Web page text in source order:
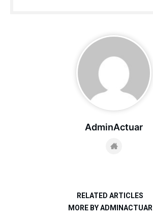
AdminActuar
RELATED ARTICLES
MORE BY ADMINACTUAR